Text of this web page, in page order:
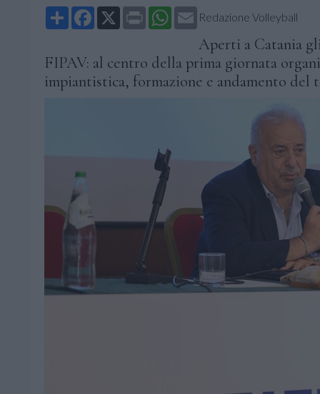
Share Facebook
X Print WhatsApp
Email
Redazione Volleyball
Aperti a Catania
FIPAV: al centro della prima giornata
impiantistica, formazione e andamento del